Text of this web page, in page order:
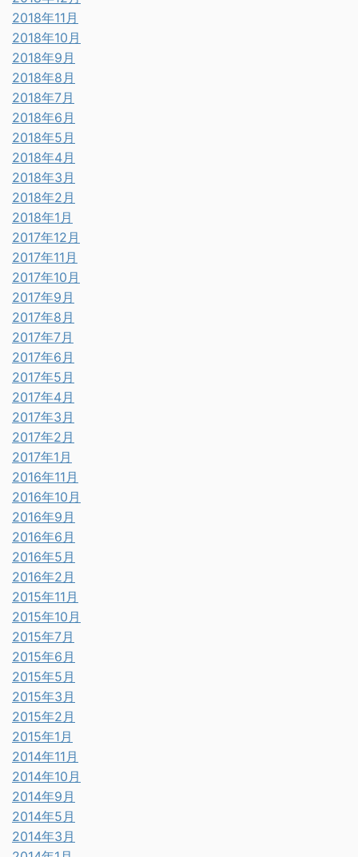
2018年11月
2018年10月
2018年9月
2018年8月
2018年7月
2018年6月
2018年5月
2018年4月
2018年3月
2018年2月
2018年1月
2017年12月
2017年11月
2017年10月
2017年9月
2017年8月
2017年7月
2017年6月
2017年5月
2017年4月
2017年3月
2017年2月
2017年1月
2016年11月
2016年10月
2016年9月
2016年6月
2016年5月
2016年2月
2015年11月
2015年10月
2015年7月
2015年6月
2015年5月
2015年3月
2015年2月
2015年1月
2014年11月
2014年10月
2014年9月
2014年5月
2014年3月